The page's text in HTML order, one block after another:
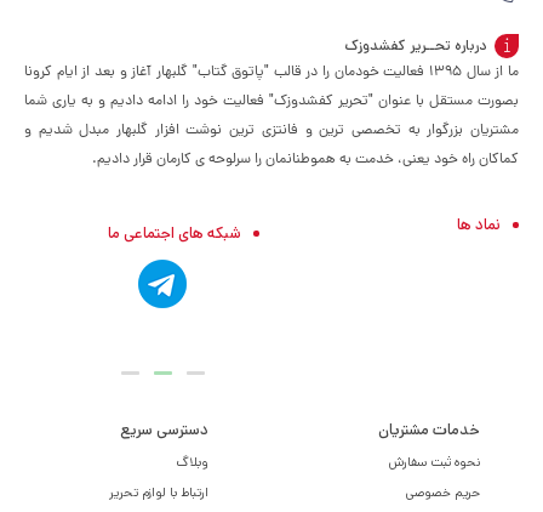
درباره تحــریر کفشدوزک
ما از سال ۱۳۹۵ فعالیت خودمان را در قالب "پاتوق گتاب" گلبهار آغاز و بعد از ایام کرونا
بصورت مستقل با عنوان "تحریر کفشدوزک" فعالیت خود را ادامه دادیم و به یاری شما
مشتریان بزرگوار به تخصصی ترین و فانتزی ترین نوشت افزار گلبهار مبدل شدیم و
کماکان راه خود یعنی، خدمت به هموطنانمان را سرلوحه ی کارمان قرار دادیم.
نماد ها شبکه های اجتماعی ما
خدمات مشتریان
نحوه ثبت سفارش
حریم خصوصی
دسترسی سریع
وبلاگ
ارتباط با لوازم تحریر